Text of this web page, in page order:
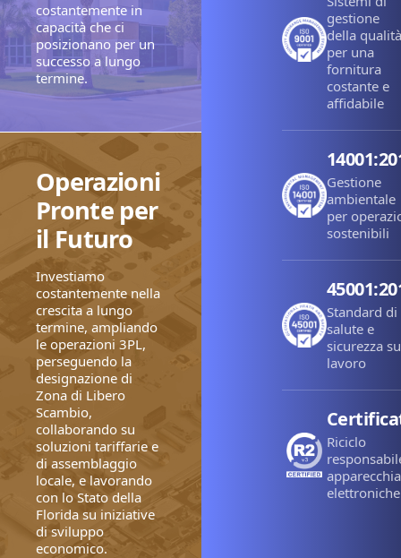
costantemente in
capacità che ci
posizionano per un
successo a lungo
termine.
Operazioni
Pronte per
il Futuro
Investiamo
costantemente nella
crescita a lungo
termine, ampliando
le operazioni 3PL,
perseguendo la
designazione di
Zona di Libero
Scambio,
collaborando su
soluzioni tariffarie e
di assemblaggio
locale, e lavorando
con lo Stato della
Florida su iniziative
di sviluppo
economico.
gestione
della qualità
per una
fornitura
costante e
affidabile
Gestione
ambientale
per
sostenibili
Standard di
salute e
sicurezza
lavoro
Riciclo
elettroniche